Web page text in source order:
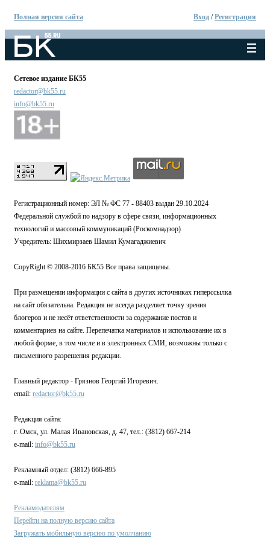
Полная версия сайта Вход /Регистрация
Сетевое издание БК55
redactor@bk55.ru
info@bk55.ru
Регистрационный номер: ЭЛ № ФС 77 - 88403 выдан 29.10.2024
Федеральной службой по надзору в сфере связи, информационных
технологий и массовый коммуникаций (Роскомнадзор)
Учредитель: Шихмирзаев Шамил Кумагаджиевич
CopyRight © 2008-2016 БК55 Все права защищены.
При размещении информации с сайта в других источниках гиперссылка
на сайт обязательна. Редакция не всегда разделяет точку зрения
блогеров и не несёт ответственности за содержание постов и
комментариев на сайте. Перепечатка материалов и использование их в
любой форме, в том числе и в электронных СМИ, возможны только с
письменного разрешения редакции.
Главный редактор - Грязнов Георгий Игоревич.
email: redactor@bk55.ru
Редакция сайта:
г. Омск, ул. Малая Ивановская, д. 47, тел.: (3812) 667-214
e-mail: info@bk55.ru
Рекламный отдел: (3812) 666-895
e-mail: reklama@bk55.ru
Рекламодателям
Перейти на полную версию сайта
Загружать мобильную версию по умолчанию